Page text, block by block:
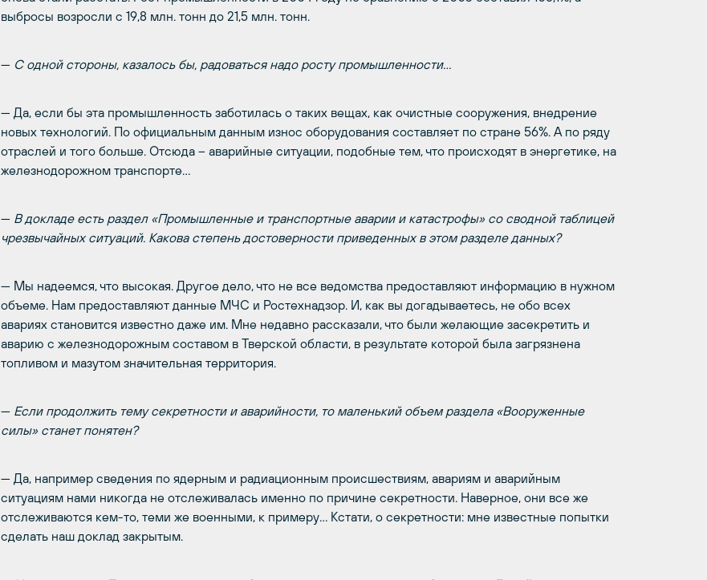
выбросы возросли с 19,8 млн. тонн до 21,5 млн. тонн.
— С одной стороны, казалось бы, радоваться надо росту промышленности…
— Да, если бы эта промышленность заботилась о таких вещах, как очистные сооружения, внедрение
новых технологий. По официальным данным износ оборудования составляет по стране 56%. А по ряду
отраслей и того больше. Отсюда – аварийные ситуации, подобные тем, что происходят в энергетике, на
железнодорожном транспорте…
— В докладе есть раздел «Промышленные и транспортные аварии и катастрофы» со сводной таблицей
чрезвычайных ситуаций. Какова степень достоверности приведенных в этом разделе данных?
— Мы надеемся, что высокая. Другое дело, что не все ведомства предоставляют информацию в нужном
объеме. Нам предоставляют данные МЧС и Ростехнадзор. И, как вы догадываетесь, не обо всех
авариях становится известно даже им. Мне недавно рассказали, что были желающие засекретить и
аварию с железнодорожным составом в Тверской области, в результате которой была загрязнена
топливом и мазутом значительная территория.
— Если продолжить тему секретности и аварийности, то маленький объем раздела «Вооруженные
силы» станет понятен?
— Да, например сведения по ядерным и радиационным происшествиям, авариям и аварийным
ситуациям нами никогда не отслеживалась именно по причине секретности. Наверное, они все же
отслеживаются кем-то, теми же военными, к примеру… Кстати, о секретности: мне известные попытки
сделать наш доклад закрытым.